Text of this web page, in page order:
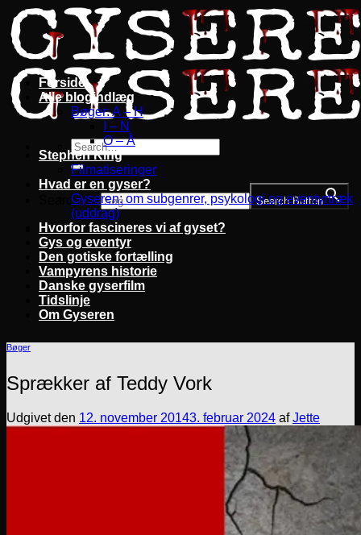
Fortsæt
til
indhold
Search for: Search Button
Forside
Alle blogindlæg
Bøger: A – H
I – N
O – Å
Stephen King
Filmatiseringer
Hvad er en gyser?
Gyseren: om subgenrer, psykologi og eventyrtræk
(uddrag)
Hvorfor fascineres vi af gyset?
Gys og eventyr
Den gotiske fortælling
Vampyrens historie
Danske gyserfilm
Tidslinje
Om Gyseren
Bøger
Sprækker af Teddy Vork
Udgivet den 12. november 20143. februar 2024 afJette